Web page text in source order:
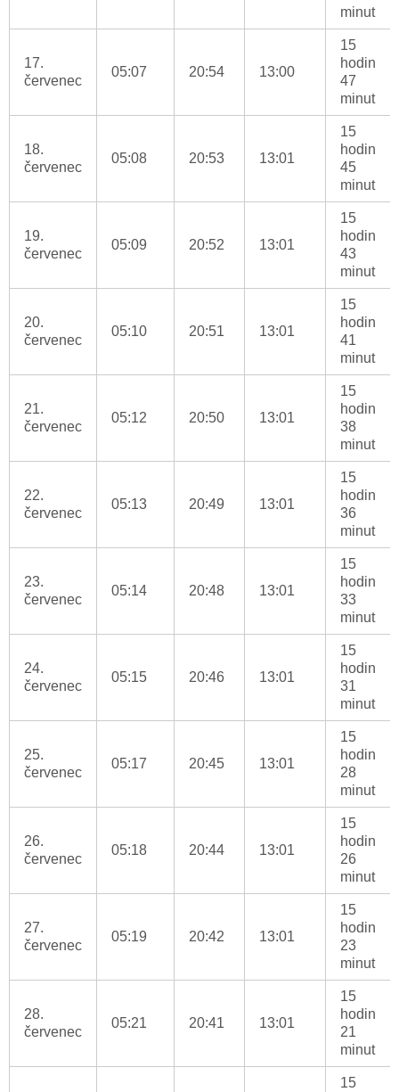
minut
17.
červenec
05:07 20:54 13:00
15
hodin
47
minut
18.
červenec
05:08 20:53 13:01
15
hodin
45
minut
19.
červenec
05:09 20:52 13:01
15
hodin
43
minut
20.
červenec
05:10 20:51 13:01
15
hodin
41
minut
21.
červenec
05:12 20:50 13:01
15
hodin
38
minut
22.
červenec
05:13 20:49 13:01
15
hodin
36
minut
23.
červenec
05:14 20:48 13:01
15
hodin
33
minut
24.
červenec
05:15 20:46 13:01
15
hodin
31
minut
25.
červenec
05:17 20:45 13:01
15
hodin
28
minut
26.
červenec
05:18 20:44 13:01
15
hodin
26
minut
27.
červenec
05:19 20:42 13:01
15
hodin
23
minut
28.
červenec
05:21 20:41 13:01
15
hodin
21
minut
15